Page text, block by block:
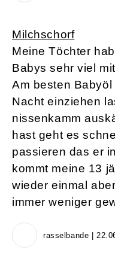
Milchschorf
Meine Töchter
Babys sehr viel
Am besten
Nacht einziehen
nissenkamm
hast geht es
passieren das er
kommt meine 13
wieder einmal
immer weniger
rasselbande |